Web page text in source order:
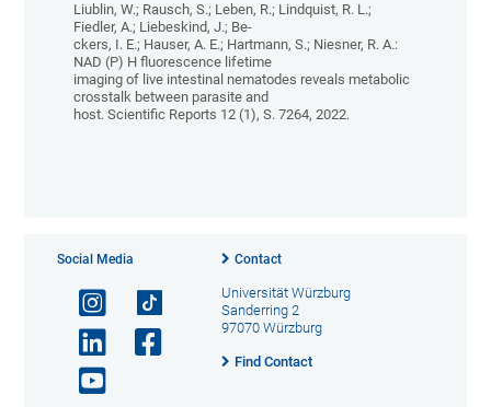
Liublin, W.; Rausch, S.; Leben, R.; Lindquist, R. L.;
Fiedler, A.; Liebeskind, J.; Be-
ckers, I. E.; Hauser, A. E.; Hartmann, S.; Niesner, R. A.:
NAD (P) H fluorescence lifetime
imaging of live intestinal nematodes reveals metabolic
crosstalk between parasite and
host. Scientific Reports 12 (1), S. 7264, 2022.
Social Media Contact
Universität Würzburg
Sanderring 2
97070 Würzburg
Find Contact